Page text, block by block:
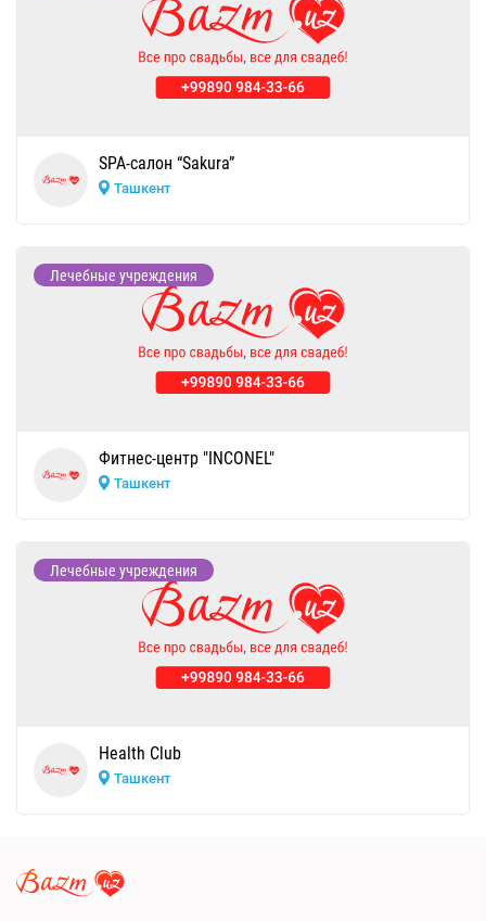
SPA-салон “Sakura”
Ташкент
Лечебные учреждения
Фитнес-центр "INCONEL"
Ташкент
Лечебные учреждения
Health Club
Ташкент